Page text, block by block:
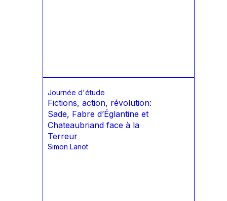
Journée d'étude
Fictions, action, révolution:
Sade, Fabre d’Églantine et
Chateaubriand face à la
Terreur
Simon Lanot